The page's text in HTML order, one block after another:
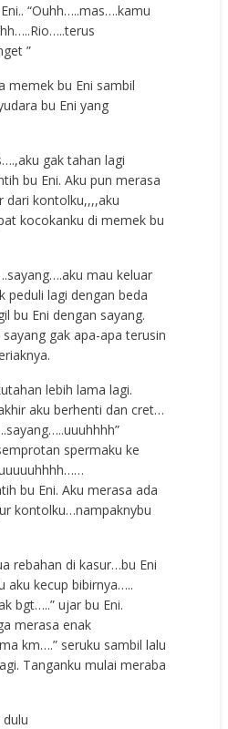
“Ouhh…..mas….kamu
”
memek bu Eni sambil
bu Eni yang
gak tahan lagi
bu Eni. Aku pun merasa
dari kontolku,,,,aku
kocokanku di memek bu
mau keluar
peduli lagi dengan beda
bu Eni dengan sayang.
gak apa-apa terusin
lebih lama lagi.
aku berhenti dan cret…
spermaku ke
bu Eni. Aku merasa ada
kontolku…nampaknybu
rebahan di kasur…bu Eni
aku kecup bibirnya…..
bgt…..” ujar bu Eni.
merasa enak
km….” seruku sambil lalu
Tanganku mulai meraba